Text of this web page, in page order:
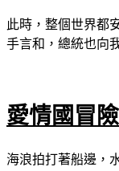
此時，整個世界都
手言和，總統也向
愛情國冒
海浪拍打著船邊，